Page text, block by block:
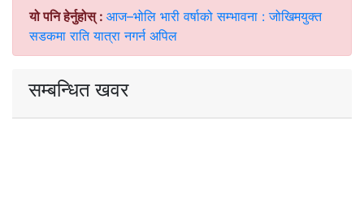
यो पनि हेर्नुहोस् : आज–भोलि भारी वर्षाको सम्भावना : जोखिमयुक्त
सडकमा राति यात्रा नगर्न अपिल
सम्बन्धित खवर